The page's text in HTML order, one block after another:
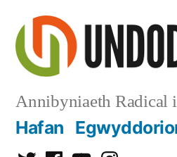
Mynd
cynnwys
Annibyniaeth Radical
Hafan